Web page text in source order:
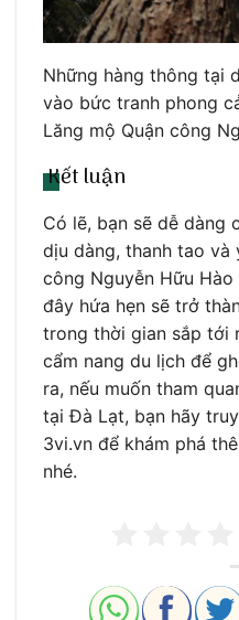
Những hàng thông tại
vào bức tranh phong
Lăng mộ Quận công
Kết luận
Có lẽ, bạn sẽ dễ dàng
dịu dàng, thanh tao và
công Nguyễn Hữu
đây hứa hẹn sẽ trở
trong thời gian sắp tới
cẩm nang du lịch để
ra, nếu muốn tham
tại Đà Lạt, bạn hãy
3vi.vn để khám phá
nhé.